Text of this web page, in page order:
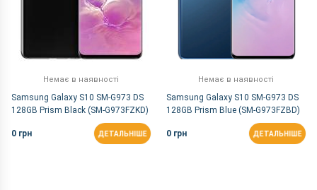
Немає в наявності
Samsung Galaxy S10 SM-G973 DS
128GB Prism Black (SM-G973FZKD)
0 грн ДЕТАЛЬНІШЕ
Немає в наявності
Samsung Galaxy S10 SM-G973 DS
128GB Prism Blue (SM-G973FZBD)
0 грн ДЕТАЛЬНІШЕ